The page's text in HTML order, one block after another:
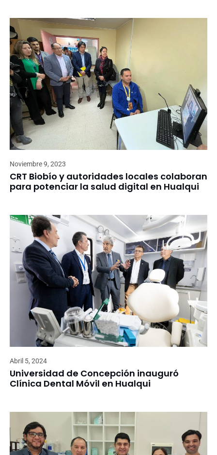
Noviembre 9, 2023
CRT Biobío y autoridades locales colaboran
para potenciar la salud digital en Hualqui
Abril 5, 2024
Universidad de Concepción inauguró
Clínica Dental Móvil en Hualqui